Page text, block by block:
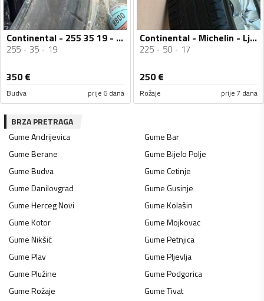
Continental - 255 35 19 - Ljetnja guma
255 35 19
350€
Budva prije 6 dana
Continental - Michelin - Ljetnja guma
225 50 17
250€
Rožaje prije 7 dana
BRZA PRETRAGA
GumeAndrijevica GumeBar
GumeBerane GumeBijelo Polje
GumeBudva GumeCetinje
GumeDanilovgrad GumeGusinje
GumeHerceg Novi GumeKolašin
GumeKotor GumeMojkovac
GumeNikšić GumePetnjica
GumePlav GumePljevlja
GumePlužine GumePodgorica
GumeRožaje GumeTivat